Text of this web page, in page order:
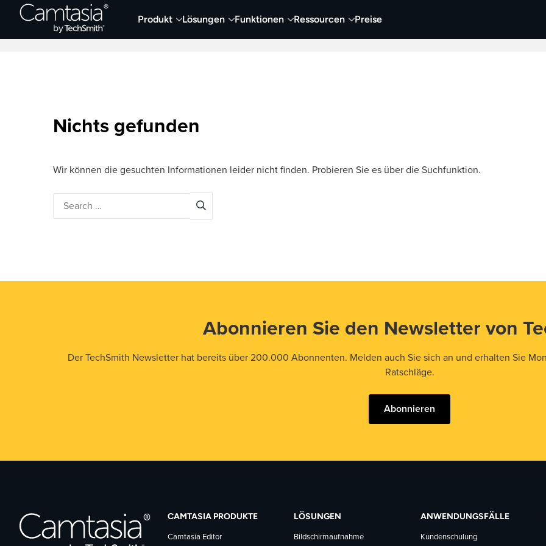
Direkt
Produkt Lösungen Funktionen Ressourcen Preise
Neueste Artikel Screen Capture und Aufnehmen Video Visueller Content
Nichts gefunden
Wir können die gesuchten Informationen leider nicht finden. Probieren Sie es über die Suchfunktion.
Abonnieren Sie den Newsletter von
Der TechSmith Newsletter hat bereits über 200.000 Abonnenten. Melden auch Sie sich an und erhalten Sie
Ratschläge.
Abonnieren
CAMTASIA PRODUKTE
Camtasia Editor
LÖSUNGEN
Bildschirmaufnahme
ANWENDUNGSFÄLLE
Kundenschulung